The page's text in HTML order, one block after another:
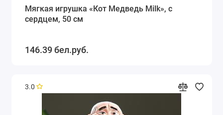
Мягкая игрушка «Кот Медведь Milk», с
сердцем, 50 см
146.39 бел.руб.
3.0